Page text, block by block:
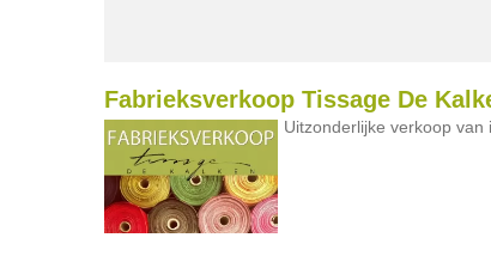
Fabrieksverkoop Tissage De
Uitzonderlijke verkoop